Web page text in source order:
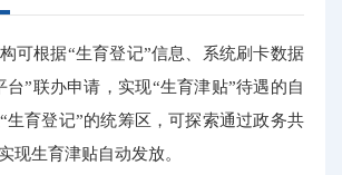
可根据“生育登记”信息、系统刷卡数据
台”联办申请，实现“生育津贴”待遇的自
生育登记”的统筹区，可探索通过政务共
现生育津贴自动发放。